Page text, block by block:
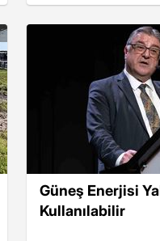
Güneş Enerjisi
Kullanılabilir